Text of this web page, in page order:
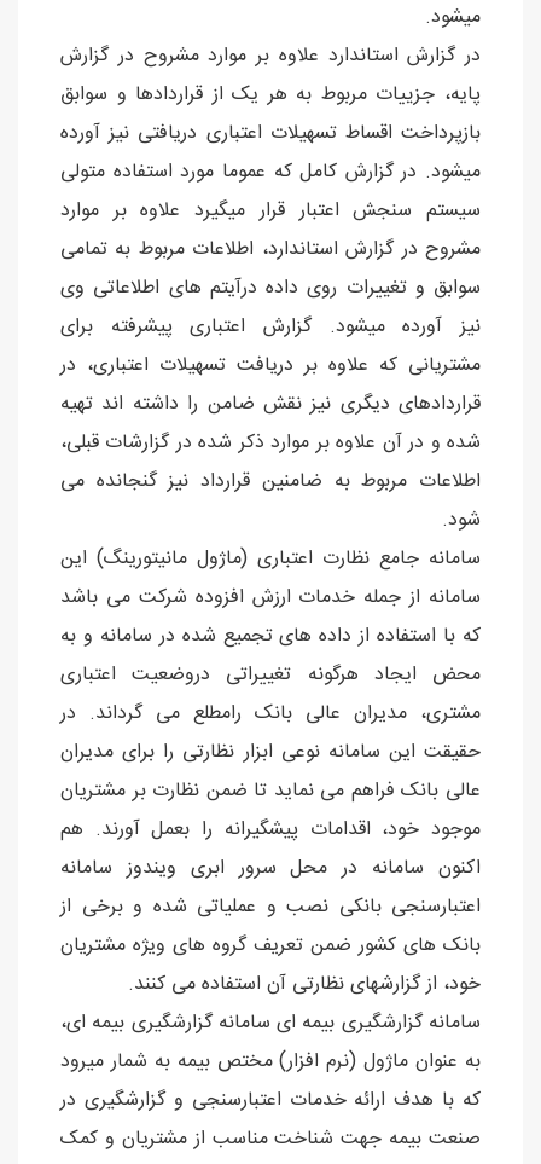
میشود.
در گزارش استاندارد علاوه بر موارد مشروح در گزارش
پایه، جزییات مربوط به هر یک از قراردادها و سوابق
بازپرداخت اقساط تسهیلات اعتباری دریافتی نیز آورده
میشود. در گزارش کامل که عموما مورد استفاده متولی
سیستم سنجش اعتبار قرار میگیرد علاوه بر موارد
مشروح در گزارش استاندارد، اطلاعات مربوط به تمامی
سوابق و تغییرات روی داده درآیتم های اطلاعاتی وی
نیز آورده میشود. گزارش اعتباری پیشرفته برای
مشتریانی که علاوه بر دریافت تسهیلات اعتباری، در
قراردادهای دیگری نیز نقش ضامن را داشته اند تهیه
شده و در آن علاوه بر موارد ذکر شده در گزارشات قبلی،
اطلاعات مربوط به ضامنین قرارداد نیز گنجانده می
شود.
سامانه جامع نظارت اعتباری (ماژول مانیتورینگ) این
سامانه از جمله خدمات ارزش افزوده شرکت می باشد
که با استفاده از داده های تجمیع شده در سامانه و به
محض ایجاد هرگونه تغییراتی دروضعیت اعتباری
مشتری، مدیران عالی بانک رامطلع می گرداند. در
حقیقت این سامانه نوعی ابزار نظارتی را برای مدیران
عالی بانک فراهم می نماید تا ضمن نظارت بر مشتریان
موجود خود، اقدامات پیشگیرانه را بعمل آورند. هم
اکنون سامانه در محل سرور ابری ویندوز سامانه
اعتبارسنجی بانکی نصب و عملیاتی شده و برخی از
بانک های کشور ضمن تعریف گروه های ویژه مشتریان
خود، از گزارشهای نظارتی آن استفاده می کنند.
سامانه گزارشگیری بیمه ای سامانه گزارشگیری بیمه ای،
به عنوان ماژول (نرم افزار) مختص بیمه به شمار میرود
که با هدف ارائه خدمات اعتبارسنجی و گزارشگیری در
صنعت بیمه جهت شناخت مناسب از مشتریان و کمک